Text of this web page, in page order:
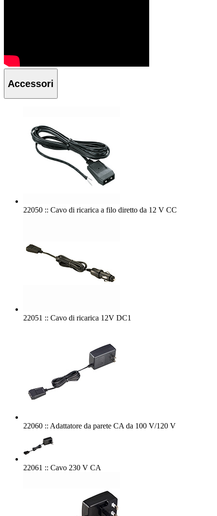
Accessori
22050 :: Cavo di ricarica a filo diretto da 12 V CC
22051 :: Cavo di ricarica 12V DC1
22060 :: Adattatore da parete CA da 100 V/120 V
22061 :: Cavo 230 V CA